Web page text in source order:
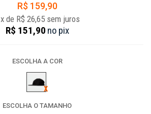
R$ 159,90
x de R$ 26,65 sem juros
R$ 151,90 no pix
ESCOLHA A COR
ESCOLHA O TAMANHO